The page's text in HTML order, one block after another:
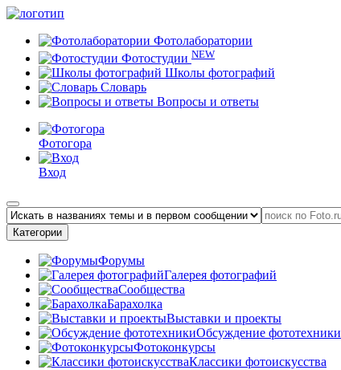
Фотолаборатории
Фотостудии NEW
Школы фотографий
Словарь
Вопросы и ответы
Фотогора
Вход
Категории
Форумы
Галерея фотографий
Сообщества
Барахолка
Выставки и проекты
Обсуждение фототехники
Фотоконкурсы
Классики фотоискусства